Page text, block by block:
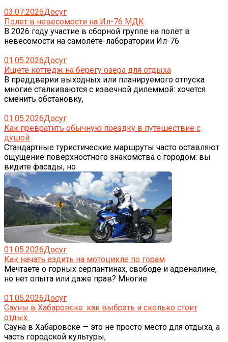
03.07.2026Досуг
Полет в невесомости на Ил-76 МДК
В 2026 году участие в сборной группе на полёт в
невесомости на самолёте-лаборатории Ил-76
01.05.2026Досуг
Ищете коттедж на берегу озера для отдыха
В преддверии выходных или планируемого отпуска
многие сталкиваются с извечной дилеммой: хочется
сменить обстановку,
01.05.2026Досуг
Как превратить обычную поездку в путешествие с
душой
Стандартные туристические маршруты часто оставляют
ощущение поверхностного знакомства с городом: вы
видите фасады, но
01.05.2026Досуг
Как начать ездить на мотоцикле по горам
Мечтаете о горных серпантинах, свободе и адреналине,
но нет опыта или даже прав? Многие
01.05.2026Досуг
Сауны в Хабаровске: как выбрать и сколько стоит
отдых
Сауна в Хабаровске — это не просто место для отдыха, а
часть городской культуры,